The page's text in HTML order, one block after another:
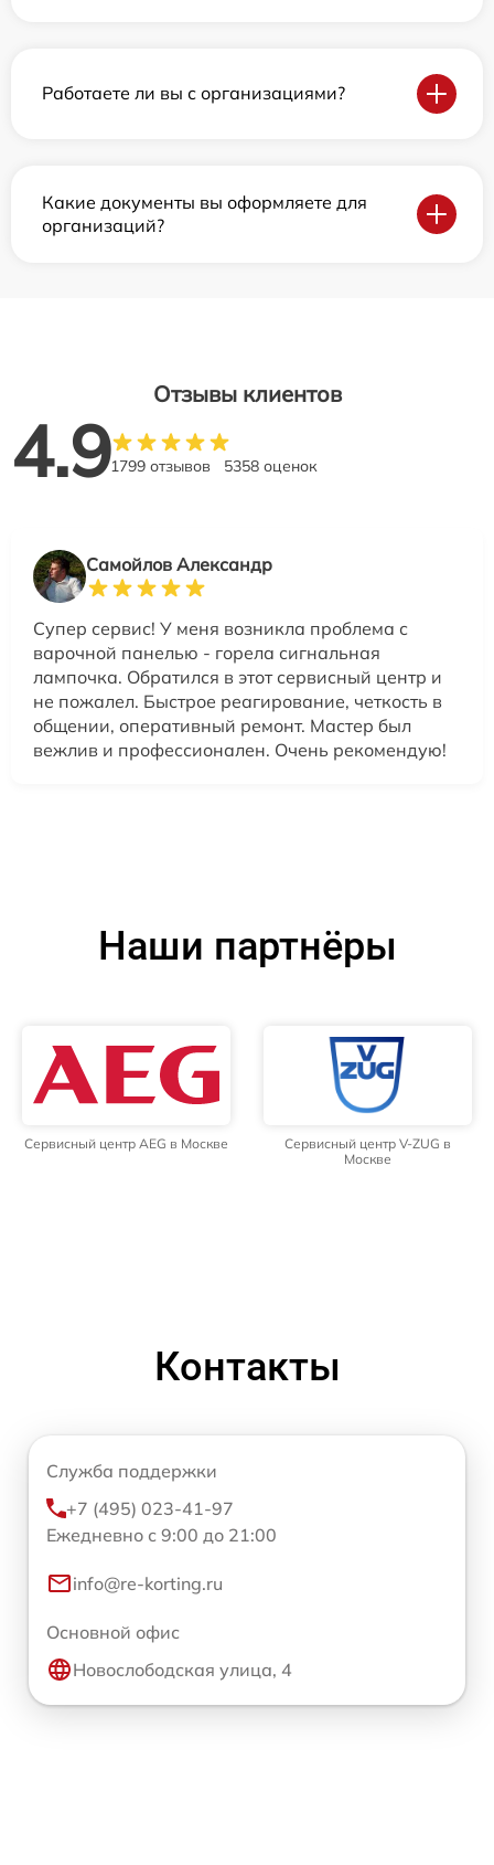
Работаете ли вы с организациями?
Какие документы вы оформляете для
организаций?
Отзывы клиентов
4.91799 отзывов 5358 оценок
Самойлов Александр
Супер сервис! У меня возникла проблема с
варочной панелью - горела сигнальная
лампочка. Обратился в этот сервисный центр и
не пожалел. Быстрое реагирование, четкость в
общении, оперативный ремонт. Мастер был
вежлив и профессионален. Очень рекомендую!
Наши партнёры
Сервисный центр AEG в Москве
Сервисный центр V-ZUG в
Москве
Контакты
Служба поддержки
+7 (495) 023-41-97
Ежедневно с 9:00 до 21:00
info@re-korting.ru
Основной офис
Новослободская улица, 4